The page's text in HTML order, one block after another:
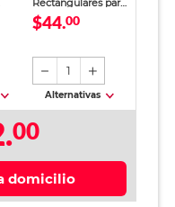
Rectangulares para
Imprimir Tuk-Stik
$44.00
1
Alternativas
00
domicilio